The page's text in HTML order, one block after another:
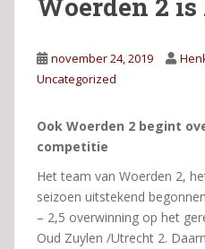
Woerden 2 is
november 24, 2019
Uncategorized
Ook Woerden 2 begint
competitie
Het team van Woerden 2,
seizoen uitstekend
– 2,5 overwinning op het
Oud Zuylen /Utrecht 2.